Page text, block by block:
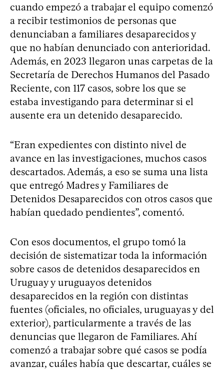
cuando empezó a trabajar el equipo comenzó
a recibir testimonios de personas que
denunciaban a familiares desaparecidos y
que no habían denunciado con anterioridad.
Además, en 2023 llegaron unas carpetas de la
Secretaría de Derechos Humanos del Pasado
Reciente, con 117 casos, sobre los que se
estaba investigando para determinar si el
ausente era un detenido desaparecido.
“Eran expedientes con distinto nivel de
avance en las investigaciones, muchos casos
descartados. Además, a eso se suma una lista
que entregó Madres y Familiares de
Detenidos Desaparecidos con otros casos que
habían quedado pendientes”, comentó.
Con esos documentos, el grupo tomó la
decisión de sistematizar toda la información
sobre casos de detenidos desaparecidos en
Uruguay y uruguayos detenidos
desaparecidos en la región con distintas
fuentes (oficiales, no oficiales, uruguayas y del
exterior), particularmente a través de las
denuncias que llegaron de Familiares. Ahí
comenzó a trabajar sobre qué casos se podía
avanzar, cuáles había que descartar, cuáles se